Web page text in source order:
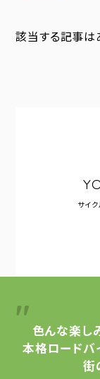
該当する記事は
サイク
色んな楽し
本格ロードバ
街